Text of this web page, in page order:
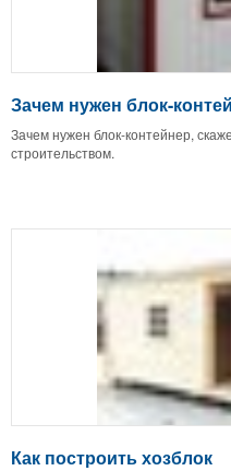
Зачем нужен блок-
Зачем нужен блок-контейнер,
строительством.
Как построить хозблок